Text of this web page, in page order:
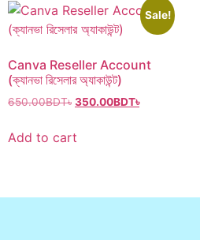
Sale!
Canva Reseller Account
(ক্যানভা রিসেলার অ্যাকাউন্ট)
650.00BDT৳ 350.00BDT৳
Add to cart